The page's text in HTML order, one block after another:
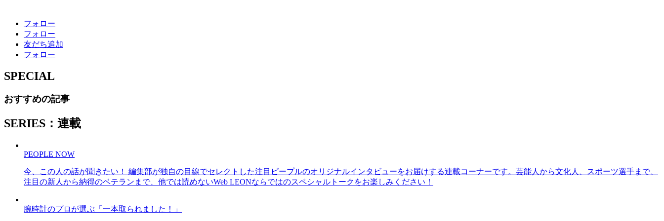
フォロー
フォロー
友だち追加
フォロー
SPECIAL
おすすめの記事
SERIES：連載
PEOPLE NOW
今、この人の話が聞きたい！ 編集部が独自の目線でセレクトした注目ピープルのオリジナルインタビューをお届けする連載コーナーです。芸能人から文化人、スポーツ選手まで、
注目の新人から納得のベテランまで、他では読めないWeb LEONならではのスペシャルトークをお楽しみください！
腕時計のプロが選ぶ「一本取られました！」